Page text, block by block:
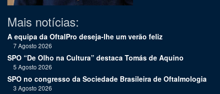
Mais notícias:
A equipa da OftalPro deseja-lhe um verão feliz
7 Agosto 2026
SPO “De Olho na Cultura” destaca Tomás de Aquino
5 Agosto 2026
SPO no congresso da Sociedade Brasileira de Oftalmologia
3 Agosto 2026